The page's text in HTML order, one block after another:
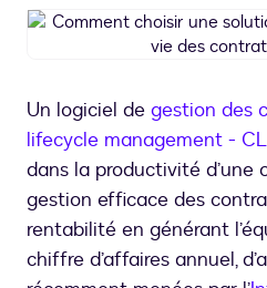
de
du
de
Un logiciel de gestion des
lifecycle management -
dans la productivité d’une
gestion efficace des
rentabilité en générant
chiffre d’affaires annuel,